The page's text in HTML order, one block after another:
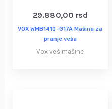
29.880,00 rsd
VOX WMB1410-G17A Mašina za
pranje veša
Vox veš mašine